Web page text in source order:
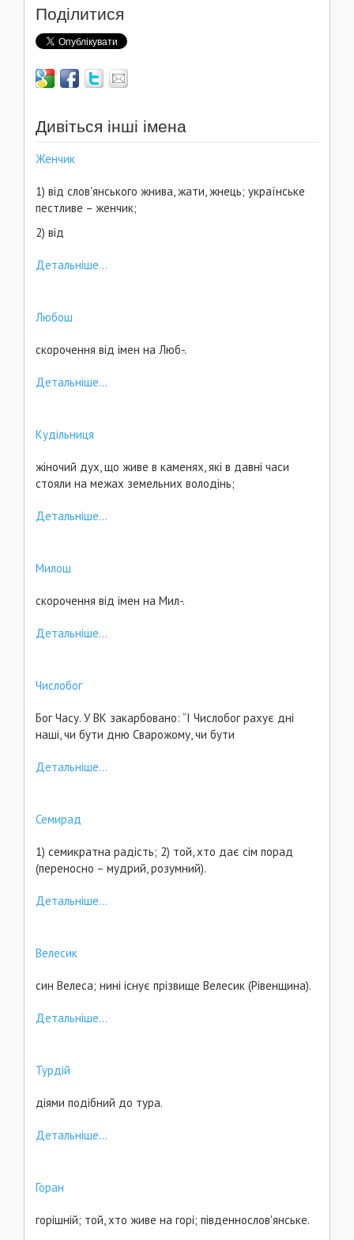
Поділитися
Дивіться інші імена
Женчик
1) від слов'янського жнива, жати, жнець; українське
пестливе – женчик;
2) від
Детальніше...
Любош
скорочення від імен на Люб-.
Детальніше...
Кудільниця
жіночий дух, що живе в каменях, які в давні часи
стояли на межах земельних володінь;
Детальніше...
Милош
скорочення від імен на Мил-.
Детальніше...
Числобог
Бог Часу. У ВК закарбовано: “І Числобог рахує дні
наші, чи бути дню Сварожому, чи бути
Детальніше...
Семирад
1) семикратна радість; 2) той, хто дає сім порад
(переносно – мудрий, розумний).
Детальніше...
Велесик
син Велеса; нині існує прізвище Велесик (Рівенщина).
Детальніше...
Турдій
діями подібний до тура.
Детальніше...
Горан
горішній; той, хто живе на горі; південнослов'янське.